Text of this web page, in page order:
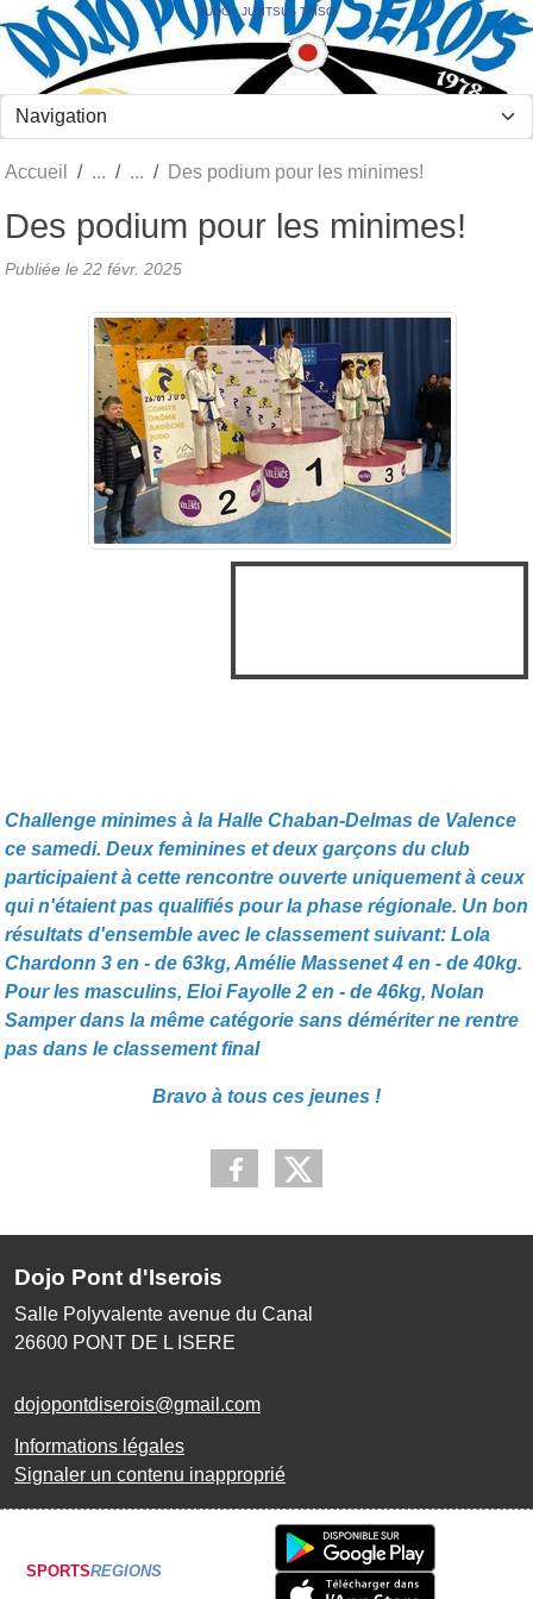
JUDO - JUJITSU - TAÏSO
Accueil Des podium pour les minimes!
Des podium pour les minimes!
Publiée le 22 févr. 2025
Challenge minimes à la Halle Chaban-Delmas de Valence
ce samedi. Deux feminines et deux garçons du club
participaient à cette rencontre ouverte uniquement à ceux
qui n'étaient pas qualifiés pour la phase régionale. Un bon
résultats d'ensemble avec le classement suivant: Lola
Chardonn 3 en - de 63kg, Amélie Massenet 4 en - de 40kg.
Pour les masculins, Eloi Fayolle 2 en - de 46kg, Nolan
Samper dans la même catégorie sans démériter ne rentre
pas dans le classement final
Bravo à tous ces jeunes !
Dojo Pont d'Iserois
Salle Polyvalente avenue du Canal
26600 PONT DE L ISERE
dojopontdiserois@gmail.com
Informations légales
Signaler un contenu inapproprié
SPORTSREGIONS
Panneau de gestion des cookies